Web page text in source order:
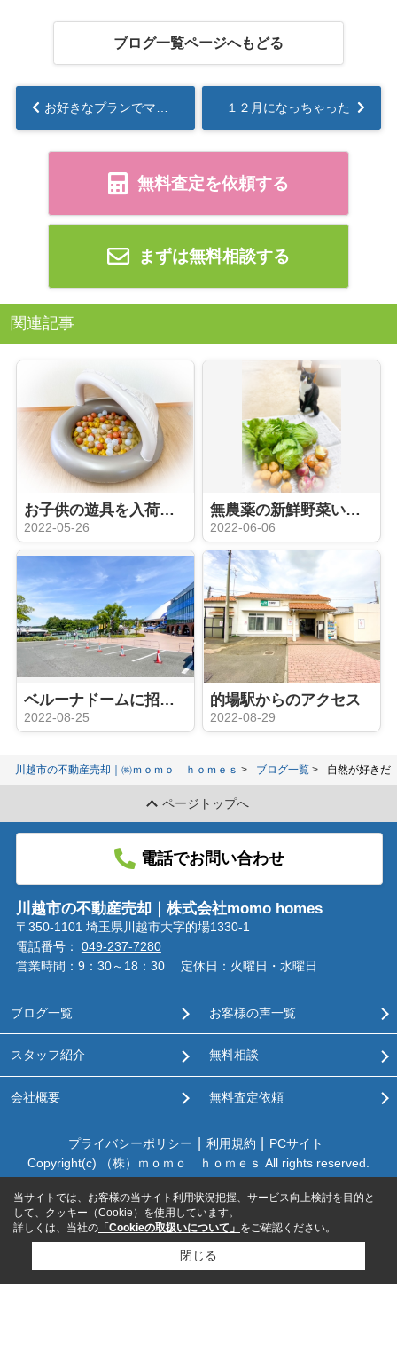
ブログ一覧ページへもどる
１２月になっちゃった
無料査定を依頼する
まずは無料相談する
関連記事
お子供の遊具を入荷しました(^^♪
2022-05-26
無農薬の新鮮野菜いただきました☺
2022-06-06
ベルーナドームに招待されました♪
2022-08-25
的場駅からのアクセス
2022-08-29
川越市の不動産売却｜㈱ｍｏｍｏ ｈｏｍｅｓ ブログ一覧 自然が好きだ
ページトップへ
電話でお問い合わせ
川越市の不動産売却｜株式会社momo homes
〒350-1101 埼玉県川越市大字的場1330-1
電話番号： 049-237-7280
営業時間：9：30～18：30
定休日：火曜日・水曜日
ブログ一覧
スタッフ紹介
会社概要
お客様の声一覧
無料相談
無料査定依頼
プライバシーポリシー 利用規約
PCサイト
Copyright(c) （株）ｍｏｍｏ ｈｏｍｅｓ All rights reserved.
当サイトでは、お客様の当サイト利用状況把握、サービス向上検討を目的と
して、クッキー（Cookie）を使用しています。
詳しくは、当社の 「Cookieの取扱いについて」 をご確認ください。
閉じる